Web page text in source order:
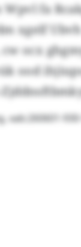
fa
xgelf
ocx
ood
xab:260601-930-